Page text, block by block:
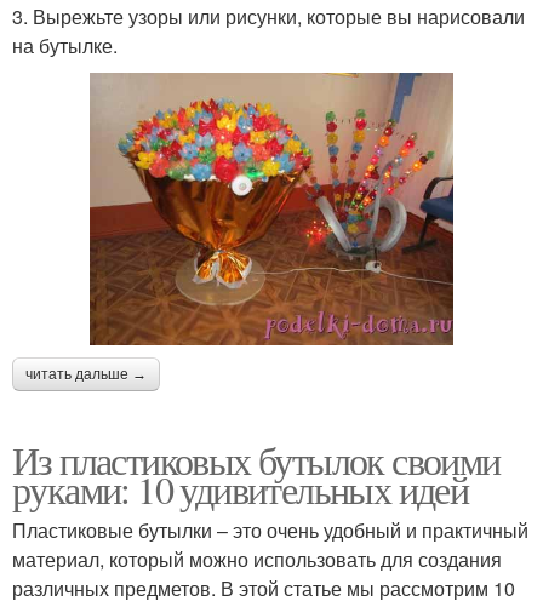
3. Вырежьте узоры или рисунки, которые вы нарисовали
на бутылке.
читать дальше →
Из пластиковых бутылок своими
руками: 10 удивительных идей
Пластиковые бутылки – это очень удобный и практичный
материал, который можно использовать для создания
различных предметов. В этой статье мы рассмотрим 10